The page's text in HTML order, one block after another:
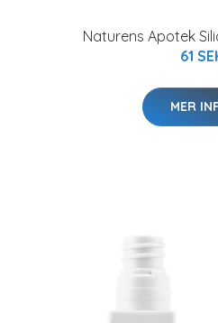
Naturens Apotek
61
MER